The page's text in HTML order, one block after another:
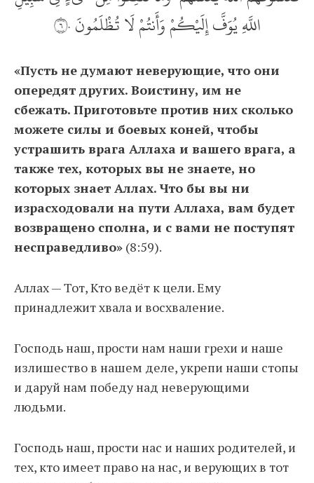
اللَّهِ يُوَفَّ إِلَيْكُمْ وَأَنتُمْ لَا تُظْلَمُونَ ‎٦٠
«Пусть не думают неверующие, что они
опередят других. Воистину, им не
сбежать. Приготовьте против них сколько
можете силы и боевых коней, чтобы
устрашить врага Аллаха и вашего врага, а
также тех, которых вы не знаете, но
которых знает Аллах. Что бы вы ни
израсходовали на пути Аллаха, вам будет
возвращено сполна, и с вами не поступят
несправедливо» (8:59).
Аллах — Тот, Кто ведёт к цели. Ему
принадлежит хвала и восхваление.
Господь наш, прости нам наши грехи и наше
излишество в нашем деле, укрепи наши стопы
и даруй нам победу над неверующими
людьми.
Господь наш, прости нас и наших родителей, и
тех, кто имеет право на нас, и верующих в тот